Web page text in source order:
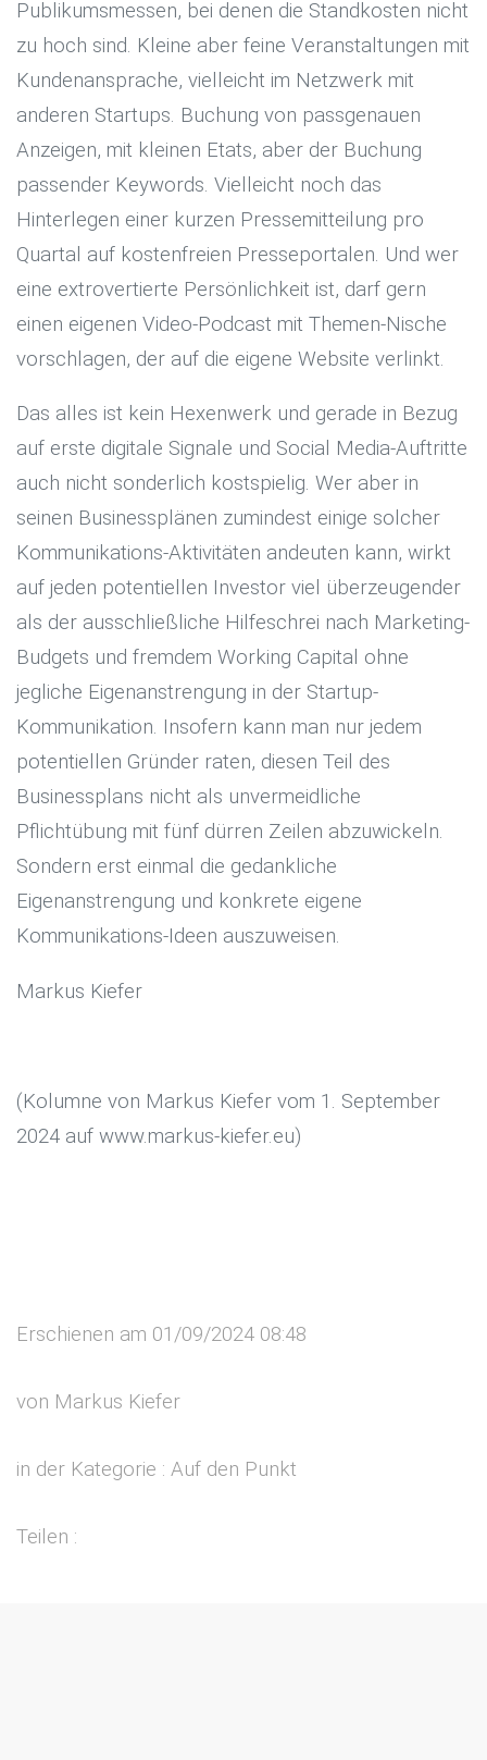
Publikumsmessen, bei denen die Standkosten nicht
zu hoch sind. Kleine aber feine Veranstaltungen mit
Kundenansprache, vielleicht im Netzwerk mit
anderen Startups. Buchung von passgenauen
Anzeigen, mit kleinen Etats, aber der Buchung
passender Keywords. Vielleicht noch das
Hinterlegen einer kurzen Pressemitteilung pro
Quartal auf kostenfreien Presseportalen. Und wer
eine extrovertierte Persönlichkeit ist, darf gern
einen eigenen Video-Podcast mit Themen-Nische
vorschlagen, der auf die eigene Website verlinkt.
Das alles ist kein Hexenwerk und gerade in Bezug
auf erste digitale Signale und Social Media-Auftritte
auch nicht sonderlich kostspielig. Wer aber in
seinen Businessplänen zumindest einige solcher
Kommunikations-Aktivitäten andeuten kann, wirkt
auf jeden potentiellen Investor viel überzeugender
als der ausschließliche Hilfeschrei nach Marketing-
Budgets und fremdem Working Capital ohne
jegliche Eigenanstrengung in der Startup-
Kommunikation. Insofern kann man nur jedem
potentiellen Gründer raten, diesen Teil des
Businessplans nicht als unvermeidliche
Pflichtübung mit fünf dürren Zeilen abzuwickeln.
Sondern erst einmal die gedankliche
Eigenanstrengung und konkrete eigene
Kommunikations-Ideen auszuweisen.
Markus Kiefer
(Kolumne von Markus Kiefer vom 1. September
2024 auf www.markus-kiefer.eu)
Erschienen am 01/09/2024 08:48
von Markus Kiefer
in der Kategorie : Auf den Punkt
Teilen :